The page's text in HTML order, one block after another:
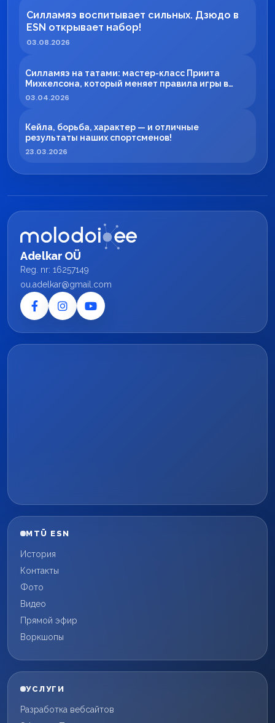
Силламяэ воспитывает сильных. Дзюдо в
ESN открывает набор!
03.08.2026
Силламяэ на татами: мастер-класс Приита
Михкелсона, который меняет правила игры в
регионе
03.04.2026
Кейла, борьба, характер — и отличные
результаты наших спортсменов!
23.03.2026
Adelkar OÜ
Reg. nr: 16257149
ou.adelkar@gmail.com
MTÜ ESN
История
Контакты
Фото
Видео
Прямой эфир
Воркшопы
УСЛУГИ
Разработка вебсайтов